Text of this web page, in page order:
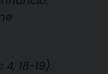
18-19).